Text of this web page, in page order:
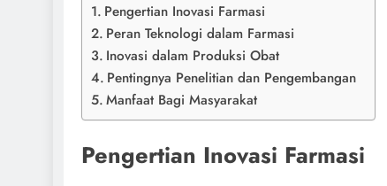
Pengertian Inovasi Farmasi
Peran Teknologi dalam Farmasi
Inovasi dalam Produksi Obat
Pentingnya Penelitian dan Pengembangan
Manfaat Bagi Masyarakat
Pengertian Inovasi Farmasi